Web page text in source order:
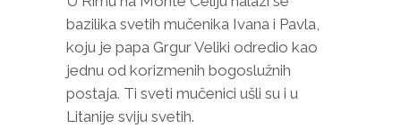
bazilika svetih mučenika Ivana i Pavla,
koju je papa Grgur Veliki odredio kao
jednu od korizmenih bogoslužnih
postaja. Ti sveti mučenici ušli su i u
Litanije sviju svetih.